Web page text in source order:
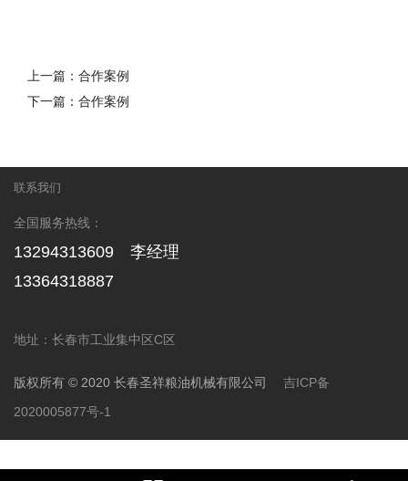
上一篇： 合作案例
下一篇： 合作案例
联系我们
全国服务热线：
13294313609
13364318887
李经理
地址：长春市工业集中区C区
版权所有 © 2020 长春圣祥粮油机械有限公司 吉ICP备
2020005877号-1